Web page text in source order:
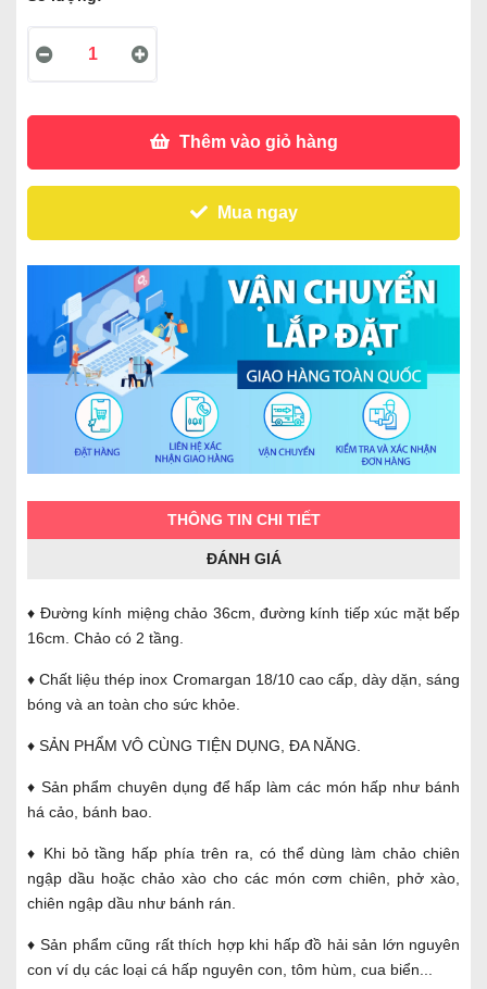
Thêm vào giỏ hàng
Mua ngay
THÔNG TIN CHI TIẾT
ĐÁNH GIÁ
♦ Đường kính miệng chảo 36cm, đường kính tiếp xúc mặt bếp
16cm. Chảo có 2 tầng.
♦ Chất liệu thép inox Cromargan 18/10 cao cấp, dày dặn, sáng
bóng và an toàn cho sức khỏe.
♦ SẢN PHẨM VÔ CÙNG TIỆN DỤNG, ĐA NĂNG.
♦ Sản phẩm chuyên dụng để hấp làm các món hấp như bánh
há cảo, bánh bao.
♦ Khi bỏ tầng hấp phía trên ra, có thể dùng làm chảo chiên
ngập dầu hoặc chảo xào cho các món cơm chiên, phở xào,
chiên ngập dầu như bánh rán.
♦ Sản phẩm cũng rất thích hợp khi hấp đồ hải sản lớn nguyên
con ví dụ các loại cá hấp nguyên con, tôm hùm, cua biển...